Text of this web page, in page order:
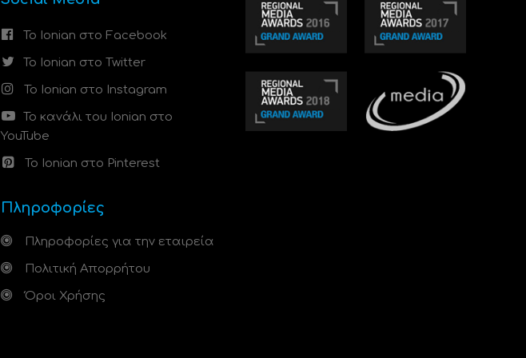
Το Ionian στο Facebook
Το Ionian στο Twitter
Το Ionian στο Instagram
Το κανάλι του Ionian στο
YouTube
Το Ionian στο Pinterest
Πληροφορίες
Πληροφορίες για την εταιρεία
Πολιτική Απορρήτου
Όροι Χρήσης